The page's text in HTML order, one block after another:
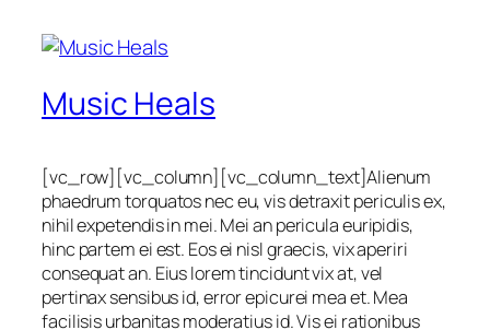
Music Heals
[vc_row][vc_column][vc_column_text]Alienum
phaedrum torquatos nec eu, vis detraxit periculis ex,
nihil expetendis in mei. Mei an pericula euripidis,
hinc partem ei est. Eos ei nisl graecis, vix aperiri
consequat an. Eius lorem tincidunt vix at, vel
pertinax sensibus id, error epicurei mea et. Mea
facilisis urbanitas moderatius id. Vis ei rationibus